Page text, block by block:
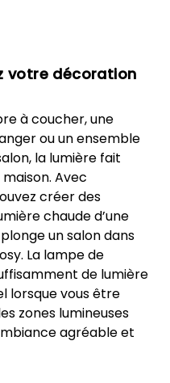
votre décoration
à coucher, une
ou un ensemble
la lumière fait
Avec
créer des
chaude d’une
un salon dans
La lampe de
de lumière
lorsque vous être
zones lumineuses
agréable et